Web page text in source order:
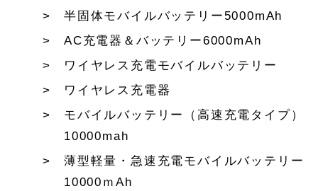
半固体モバイルバッテリー5000mAh
AC充電器＆バッテリー6000mAh
ワイヤレス充電モバイルバッテリー
ワイヤレス充電器
モバイルバッテリー（高速充電タイプ）
10000mah
薄型軽量・急速充電モバイルバッテリー
10000ｍAh